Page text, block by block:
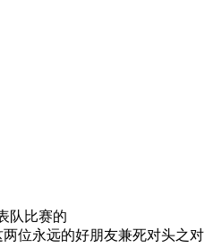
队比赛的
位永远的好朋友兼死对头之对